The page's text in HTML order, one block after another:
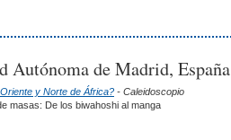
Autónoma de Madrid, España
y Norte de África? - Caleidoscopio
masas: De los biwahoshi al manga